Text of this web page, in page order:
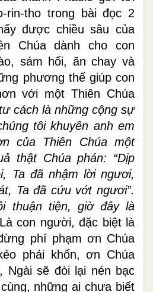
rin-tho trong bài đọc 2
được chiều sâu của
Chúa dành cho con
sám hối, ăn chay và
phương thế giúp con
với một Thiên Chúa
cách là những cộng sự
tôi khuyên anh em
của Thiên Chúa một
thật Chúa phán: “Dịp
Ta đã nhậm lời ngươi,
Ta đã cứu vớt ngươi”.
thuận tiện, giờ đây là
con người, đặc biệt là
phí phạm ơn Chúa
phải khốn, ơn Chúa
Ngài sẽ đòi lại nén bạc
những ai chưa biết